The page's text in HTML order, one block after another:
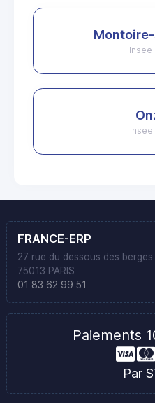
Insee
Insee
FRANCE-ERP
27 rue du dessous des berges
75013 PARIS
01 83 62 99 51
Paiements
Par